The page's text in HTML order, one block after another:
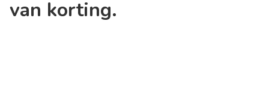
van korting.